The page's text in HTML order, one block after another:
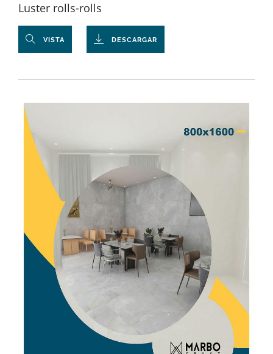
Luster rolls-rolls
VISTA DESCARGAR